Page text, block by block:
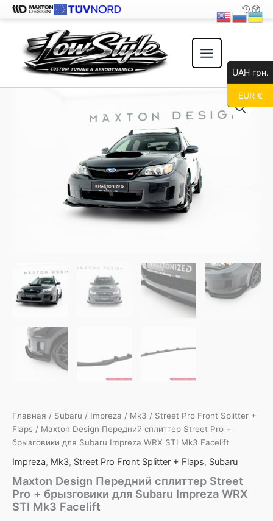
содержимому
Главная / Subaru / Impreza / Mk3 / Street Pro Front Splitter +
Flaps / Maxton Design Передний сплиттер Street Pro +
брызговики для Subaru Impreza WRX STI Mk3 Facelift
Impreza, Mk3, Street Pro Front Splitter + Flaps, Subaru
Maxton Design Передний сплиттер Street
Pro + брызговики для Subaru Impreza WRX
STI Mk3 Facelift
UAH грн.
EUR €